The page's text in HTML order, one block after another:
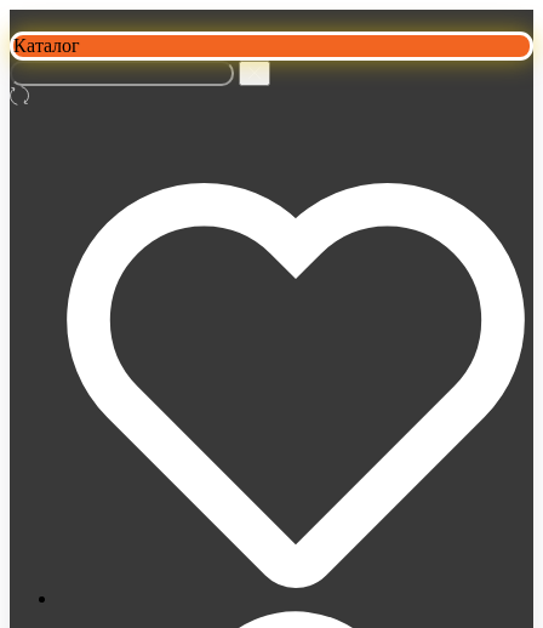
Каталог